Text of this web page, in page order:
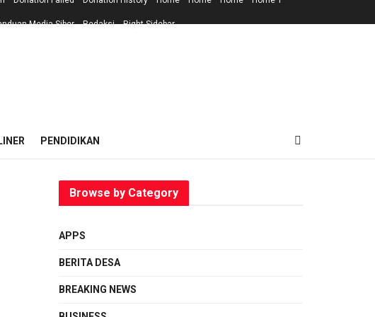
Media Siber Redaksi Right Sidebar
PENDIDIKAN
Browse by Category
APPS
BERITA DESA
BREAKING NEWS